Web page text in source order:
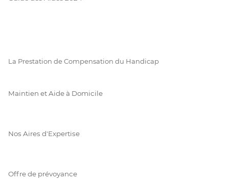
La Prestation de Compensation du Handicap
Maintien et Aide à Domicile
Nos Aires d'Expertise
Offre de prévoyance